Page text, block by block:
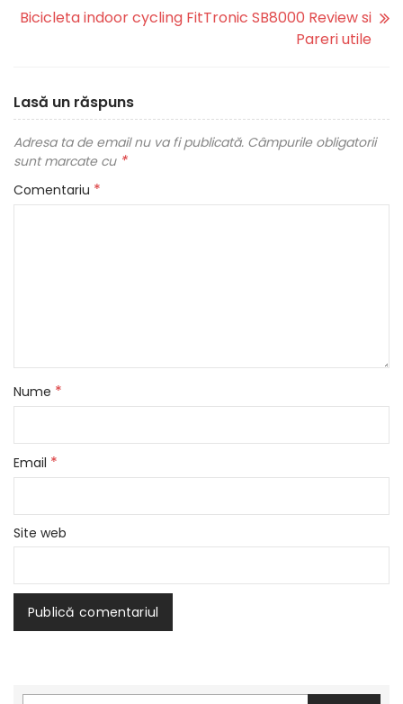
Bicicleta indoor cycling FitTronic SB8000 Review si
Pareri utile
Lasă un răspuns
Adresa ta de email nu va fi publicată. Câmpurile obligatorii
sunt marcate cu *
Comentariu *
Nume *
Email *
Site web